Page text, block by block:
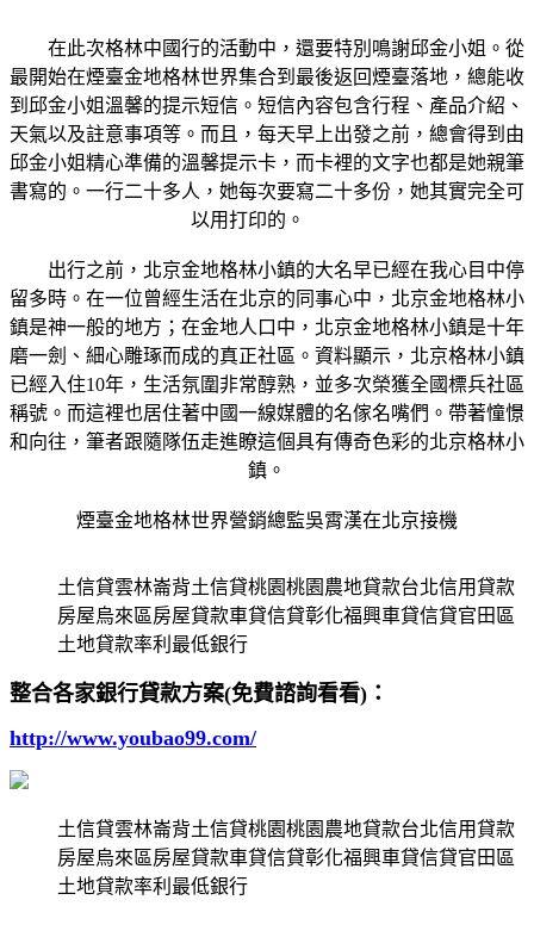
在此次格林中國行的活動中，還要特別鳴謝邱金小姐。從
最開始在煙臺金地格林世界集合到最後返回煙臺落地，總能收
到邱金小姐溫馨的提示短信。短信內容包含行程、產品介紹、
天氣以及註意事項等。而且，每天早上出發之前，總會得到由
邱金小姐精心準備的溫馨提示卡，而卡裡的文字也都是她親筆
書寫的。一行二十多人，她每次要寫二十多份，她其實完全可
以用打印的。
出行之前，北京金地格林小鎮的大名早已經在我心目中停
留多時。在一位曾經生活在北京的同事心中，北京金地格林小
鎮是神一般的地方；在金地人口中，北京金地格林小鎮是十年
磨一劍、細心雕琢而成的真正社區。資料顯示，北京格林小鎮
已經入住10年，生活氛圍非常醇熟，並多次榮獲全國標兵社區
稱號。而這裡也居住著中國一線媒體的名傢名嘴們。帶著憧憬
和向往，筆者跟隨隊伍走進瞭這個具有傳奇色彩的北京格林小
鎮。
煙臺金地格林世界營銷總監吳霄漢在北京接機
土信貸雲林崙背土信貸桃園桃園農地貸款台北信用貸款
房屋烏來區房屋貸款車貸信貸彰化福興車貸信貸官田區
土地貸款率利最低銀行
整合各家銀行貸款方案(免費諮詢看看)：
http://www.youbao99.com/
土信貸雲林崙背土信貸桃園桃園農地貸款台北信用貸款
房屋烏來區房屋貸款車貸信貸彰化福興車貸信貸官田區
土地貸款率利最低銀行